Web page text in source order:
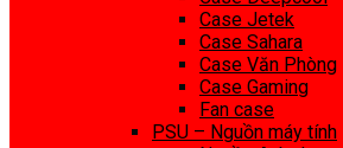
Case Jetek
Case Sahara
Case Văn Phòng
Case Gaming
Fan case
PSU – Nguồn máy tính